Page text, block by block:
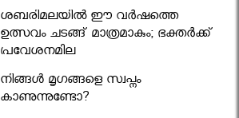
ശബരിമലയില്‍ ഈ വർഷത്തെ
ഉത്സവം ചടങ്ങ് മാത്രമാകും; ഭക്തർക്ക്
പ്രവേശനമില്ല
നിങ്ങള്‍ മൃഗങ്ങളെ സ്വപ്നം
കാണുന്നുണ്ടോ?